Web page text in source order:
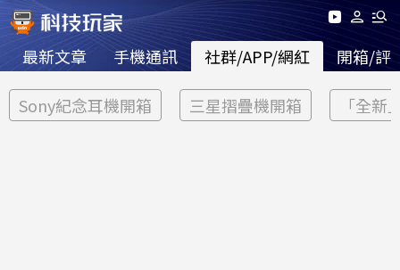
最新文章 手機通訊 社群/APP/網紅 開箱/評
Sony紀念耳機開箱 三星摺疊機開箱 「全新